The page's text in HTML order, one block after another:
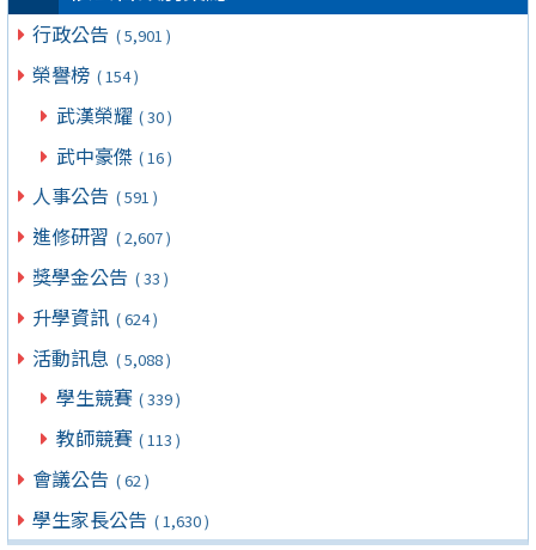
行政公告 ( 5,901 )
榮譽榜 ( 154 )
武漢榮耀 ( 30 )
武中豪傑 ( 16 )
人事公告 ( 591 )
進修研習 ( 2,607 )
獎學金公告 ( 33 )
升學資訊 ( 624 )
活動訊息 ( 5,088 )
學生競賽 ( 339 )
教師競賽 ( 113 )
會議公告 ( 62 )
學生家長公告 ( 1,630 )